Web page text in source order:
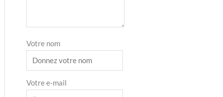
Votre nom
Votre e-mail